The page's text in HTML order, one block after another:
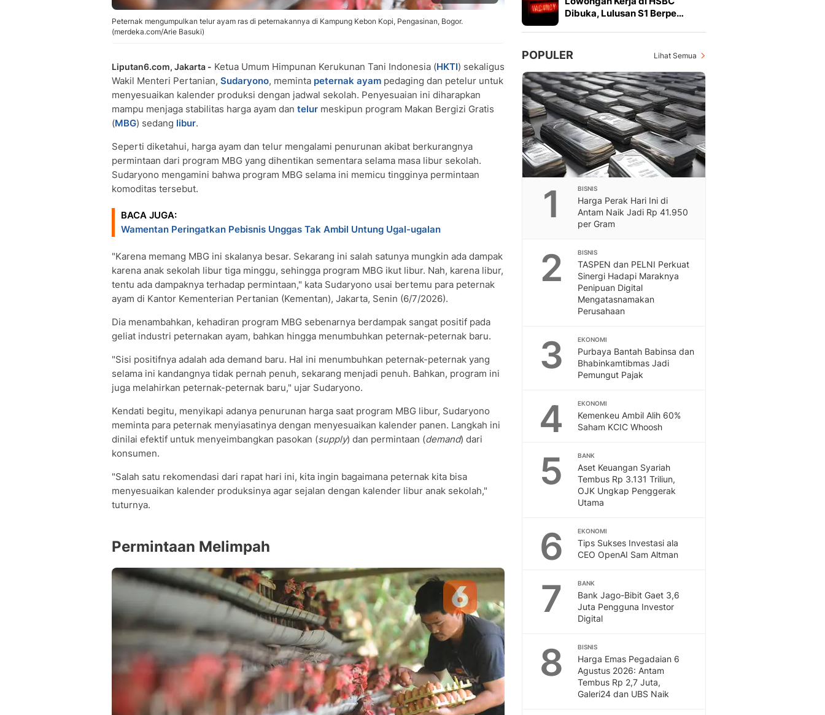
Peternak mengumpulkan telur ayam ras di peternakannya di Kampung Kebon Kopi, Pengasinan, Bogor.
(merdeka.com/Arie Basuki)
Liputan6.com, Jakarta - Ketua Umum Himpunan Kerukunan Tani Indonesia (HKTI) sekaligus
Wakil Menteri Pertanian, Sudaryono, meminta peternak ayam pedaging dan petelur untuk
menyesuaikan kalender produksi dengan jadwal sekolah. Penyesuaian ini diharapkan
mampu menjaga stabilitas harga ayam dan telur meskipun program Makan Bergizi Gratis
(MBG) sedang libur.
Seperti diketahui, harga ayam dan telur mengalami penurunan akibat berkurangnya
permintaan dari program MBG yang dihentikan sementara selama masa libur sekolah.
Sudaryono mengamini bahwa program MBG selama ini memicu tingginya permintaan
komoditas tersebut.
BACA JUGA:
Wamentan Peringatkan Pebisnis Unggas Tak Ambil Untung Ugal-ugalan
"Karena memang MBG ini skalanya besar. Sekarang ini salah satunya mungkin ada dampak
karena anak sekolah libur tiga minggu, sehingga program MBG ikut libur. Nah, karena libur,
tentu ada dampaknya terhadap permintaan," kata Sudaryono usai bertemu para peternak
ayam di Kantor Kementerian Pertanian (Kementan), Jakarta, Senin (6/7/2026).
Dia menambahkan, kehadiran program MBG sebenarnya berdampak sangat positif pada
geliat industri peternakan ayam, bahkan hingga menumbuhkan peternak-peternak baru.
"Sisi positifnya adalah ada demand baru. Hal ini menumbuhkan peternak-peternak yang
selama ini kandangnya tidak pernah penuh, sekarang menjadi penuh. Bahkan, program ini
juga melahirkan peternak-peternak baru," ujar Sudaryono.
Kendati begitu, menyikapi adanya penurunan harga saat program MBG libur, Sudaryono
meminta para peternak menyiasatinya dengan menyesuaikan kalender panen. Langkah ini
dinilai efektif untuk menyeimbangkan pasokan (supply) dan permintaan (demand) dari
konsumen.
"Salah satu rekomendasi dari rapat hari ini, kita ingin bagaimana peternak kita bisa
menyesuaikan kalender produksinya agar sejalan dengan kalender libur anak sekolah,"
tuturnya.
Permintaan Melimpah
Dibuka, Lulusan S1 Berpe…
POPULER Lihat Semua
1 BISNIS
Harga Perak Hari Ini di
Antam Naik Jadi Rp 41.950
per Gram
2 BISNIS
TASPEN dan PELNI Perkuat
Sinergi Hadapi Maraknya
Penipuan Digital
Mengatasnamakan
Perusahaan
3 EKONOMI
Purbaya Bantah Babinsa dan
Bhabinkamtibmas Jadi
Pemungut Pajak
4 EKONOMI
Kemenkeu Ambil Alih 60%
Saham KCIC Whoosh
5 BANK
Aset Keuangan Syariah
Tembus Rp 3.131 Triliun,
OJK Ungkap Penggerak
Utama
6 EKONOMI
Tips Sukses Investasi ala
CEO OpenAI Sam Altman
7 BANK
Bank Jago-Bibit Gaet 3,6
Juta Pengguna Investor
Digital
8 BISNIS
Harga Emas Pegadaian 6
Agustus 2026: Antam
Tembus Rp 2,7 Juta,
Galeri24 dan UBS Naik